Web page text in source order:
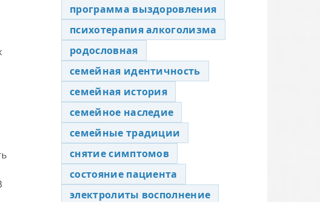
программа выздоровления
психотерапия алкоголизма
родословная
семейная идентичность
семейная история
семейное наследие
семейные традиции
снятие симптомов
состояние пациента
электролиты восполнение